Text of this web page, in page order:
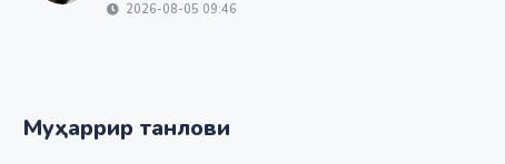
2026-08-05 09:46
Муҳаррир танлови